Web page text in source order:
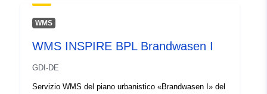
WMS
WMS INSPIRE BPL Brandwasen I
GDI-DE
Servizio WMS del piano urbanistico «Brandwasen I» del